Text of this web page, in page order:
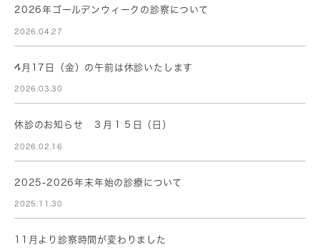
2026年ゴールデンウィークの診察について
2026.04.27
4月17日（金）の午前は休診いたします
2026.03.30
休診のお知らせ ３月１５日（日）
2026.02.16
2025-2026年末年始の診療について
2025.11.30
11月より診察時間が変わりました